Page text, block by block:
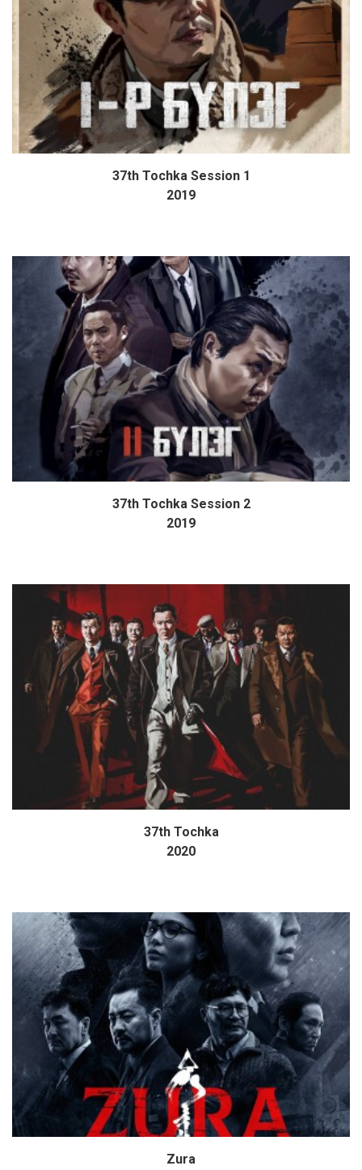
Дэлгэрэнгүй37th Tochka Session 1
2019
Дэлгэрэнгүй37th Tochka Session 2
2019
37th Tochka
2020
Zura